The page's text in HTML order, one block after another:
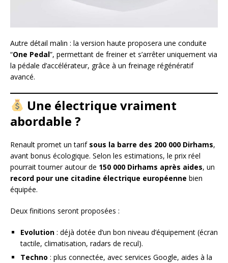
Autre détail malin : la version haute proposera une conduite
“One Pedal”, permettant de freiner et s’arrêter uniquement via
la pédale d’accélérateur, grâce à un freinage régénératif
avancé.
Une électrique vraiment
abordable ?
Renault promet un tarif sous la barre des 200 000 Dirhams,
avant bonus écologique. Selon les estimations, le prix réel
pourrait tourner autour de 150 000 Dirhams après aides, un
record pour une citadine électrique européenne bien
équipée.
Deux finitions seront proposées :
Evolution : déjà dotée d’un bon niveau d’équipement (écran
tactile, climatisation, radars de recul).
Techno : plus connectée, avec services Google, aides à la